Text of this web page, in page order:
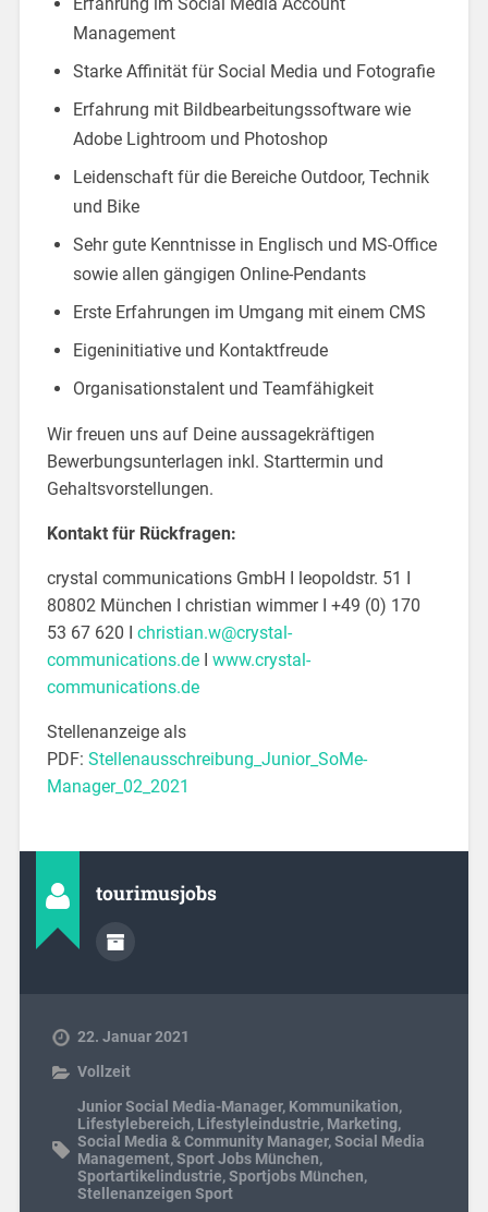
Management
Starke Affinität für Social Media und Fotografie
Erfahrung mit Bildbearbeitungssoftware wie
Adobe Lightroom und Photoshop
Leidenschaft für die Bereiche Outdoor, Technik
und Bike
Sehr gute Kenntnisse in Englisch und MS-Office
sowie allen gängigen Online-Pendants
Erste Erfahrungen im Umgang mit einem CMS
Eigeninitiative und Kontaktfreude
Organisationstalent und Teamfähigkeit
Wir freuen uns auf Deine aussagekräftigen
Bewerbungsunterlagen inkl. Starttermin und
Gehaltsvorstellungen.
Kontakt für Rückfragen:
crystal communications GmbH I leopoldstr. 51 I
80802 München I christian wimmer I +49 (0) 170
53 67 620 I christian.w@crystal-
communications.deI www.crystal-
communications.de
Stellenanzeige als
PDF: Stellenausschreibung_Junior_SoMe-
Manager_02_2021
tourimusjobs
22. Januar 2021
Vollzeit
Junior Social Media-Manager, Kommunikation,
Lifestylebereich, Lifestyleindustrie, Marketing,
Social Media & Community Manager,Social Media
Management,Sport Jobs München,
Sportartikelindustrie,Sportjobs München,
Stellenanzeigen Sport